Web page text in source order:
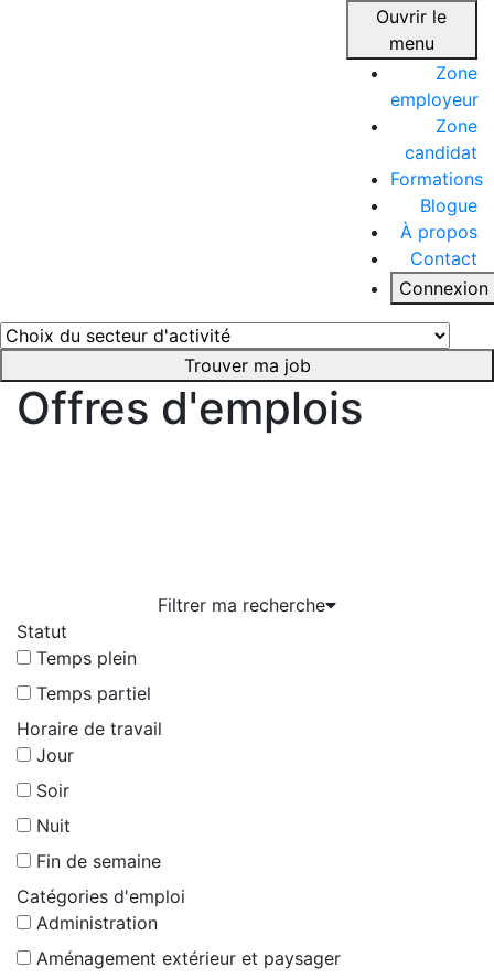
Ouvrir le
menu
Zone
employeur
Zone
candidat
Formations
Blogue
À propos
Contact
Connexion
Trouver ma job
Offres d'emplois
Trouver une entreprise
Filtrer ma recherche
Statut
Temps plein
Temps partiel
Horaire de travail
Jour
Soir
Nuit
Fin de semaine
Catégories d'emploi
Administration
Aménagement extérieur et paysager